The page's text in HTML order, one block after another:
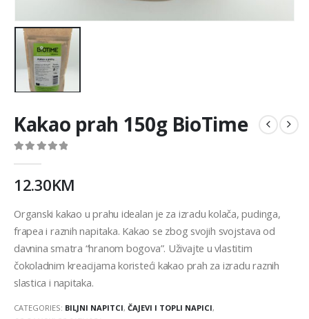
Kakao prah 150g BioTime
12.30KM
Organski kakao u prahu idealan je za izradu kolača, pudinga,
frapea i raznih napitaka. Kakao se zbog svojih svojstava od
davnina smatra “hranom bogova”. Uživajte u vlastitim
čokoladnim kreacijama koristeći kakao prah za izradu raznih
slastica i napitaka.
CATEGORIES: BILJNI NAPITCI, ČAJEVI I TOPLI NAPICI,